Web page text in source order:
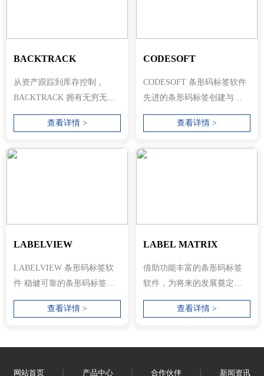
BACKTRACK
从资产跟踪到库存控制，
BACKTRACK 拥有无穷无尽
的可能性。借助出入库软
件，您可以跟踪任何...
查看详情 >
CODESOFT
CODESOFT 条形码标签软件
先进的条形码标签创建与集
成 智能的用户界面 稳健可靠
查看详情 >
LABELVIEW
LABELVIEW 条形码标签软
件 稳健可靠的条形码标签创
建与集成 简单的数据库连接
查看详情 >
LABEL MATRIX
借助功能丰富的条形码标签
软件，为将来的发展奠定坚
实的基础 适用于简单标签需
求的条形...
查看详情 >
网站首页 产品中心 合作伙伴 新闻资讯